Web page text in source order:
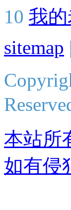
10 我
sitemap |
本站所
如有侵